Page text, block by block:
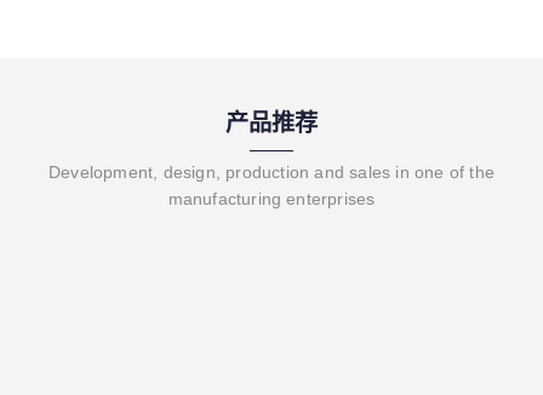
产品推荐
Development, design, production and sales in one of the
manufacturing enterprises